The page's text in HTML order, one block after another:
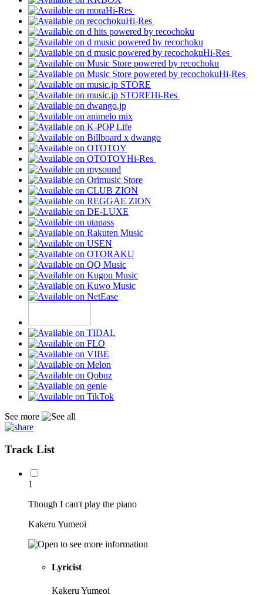
Hi-Res
Hi-Res
Hi-Res
Hi-Res
Hi-Res
Hi-Res
See more
Track List
1
Though I can't play the piano
Kakeru Yumeoi
Lyricist
Kakeru Yumeoi